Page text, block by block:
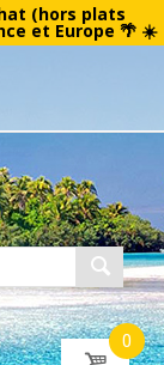
(hors plats
et Europe 🌴 ☀️
0